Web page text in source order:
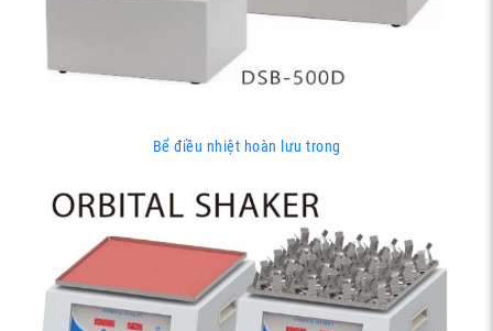
Bể điều nhiệt hoàn lưu trong